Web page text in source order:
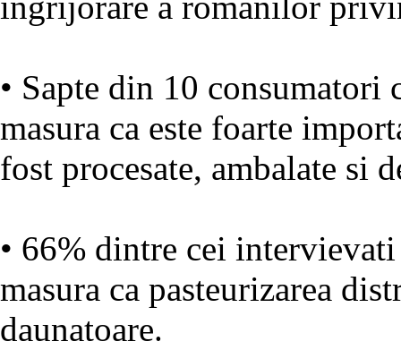
• Sapte din 10 consumatori
masura ca este foarte
fost procesate, ambalate si
• 66% dintre cei
masura ca pasteurizarea
daunatoare.